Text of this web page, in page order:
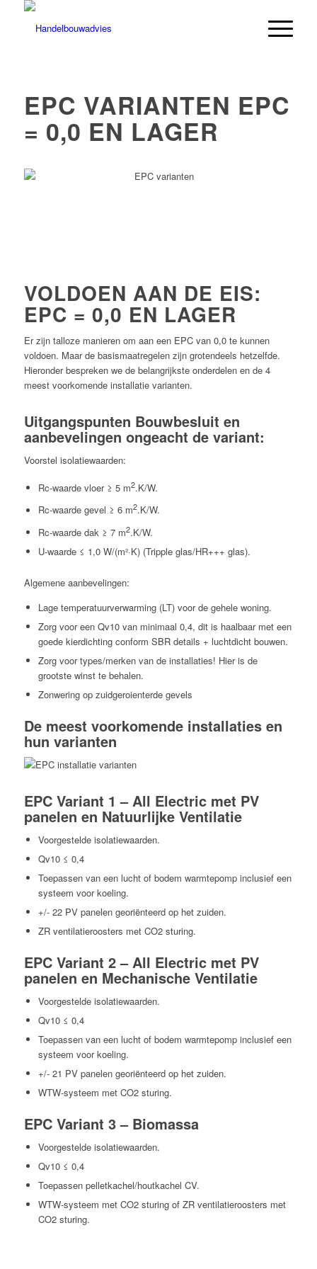
EPC VARIANTEN EPC
= 0,0 EN LAGER
VOLDOEN AAN DE EIS:
EPC = 0,0 EN LAGER
Er zijn talloze manieren om aan een EPC van 0,0 te kunnen
voldoen. Maar de basismaatregelen zijn grotendeels hetzelfde.
Hieronder bespreken we de belangrijkste onderdelen en de 4
meest voorkomende installatie varianten.
Uitgangspunten Bouwbesluit en
aanbevelingen ongeacht de variant:
Voorstel isolatiewaarden:
Rc-waarde vloer ≥ 5 m2.K/W.
Rc-waarde gevel ≥ 6 m2.K/W.
Rc-waarde dak ≥ 7 m2.K/W.
U-waarde ≤ 1,0 W/(m²·K) (Tripple glas/HR+++ glas).
Algemene aanbevelingen:
Lage temperatuurverwarming (LT) voor de gehele woning.
Zorg voor een Qv10 van minimaal 0,4, dit is haalbaar met een
goede kierdichting conform SBR details + luchtdicht bouwen.
Zorg voor types/merken van de installaties! Hier is de
grootste winst te behalen.
Zonwering op zuidgeroienterde gevels
De meest voorkomende installaties en
hun varianten
EPC Variant 1 – All Electric met PV
panelen en Natuurlijke Ventilatie
Voorgestelde isolatiewaarden.
Qv10 ≤ 0,4
Toepassen van een lucht of bodem warmtepomp inclusief een
systeem voor koeling.
+/- 22 PV panelen georiënteerd op het zuiden.
ZR ventilatieroosters met CO2 sturing.
EPC Variant 2 – All Electric met PV
panelen en Mechanische Ventilatie
Voorgestelde isolatiewaarden.
Qv10 ≤ 0,4
Toepassen van een lucht of bodem warmtepomp inclusief een
systeem voor koeling.
+/- 21 PV panelen georiënteerd op het zuiden.
WTW-systeem met CO2 sturing.
EPC Variant 3 – Biomassa
Voorgestelde isolatiewaarden.
Qv10 ≤ 0,4
Toepassen pelletkachel/houtkachel CV.
WTW-systeem met CO2 sturing of ZR ventilatieroosters met
CO2 sturing.